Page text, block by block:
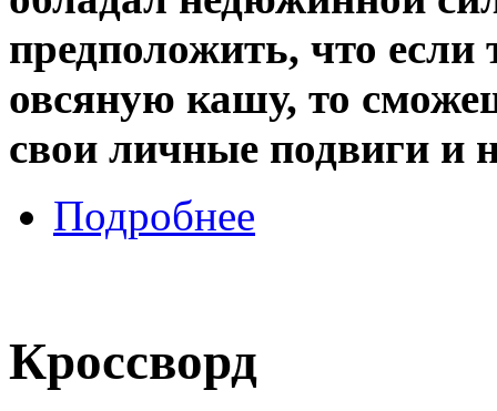
предположить, что
овсяную кашу, то
свои личные подвиги и
Подробнее
Кроссворд